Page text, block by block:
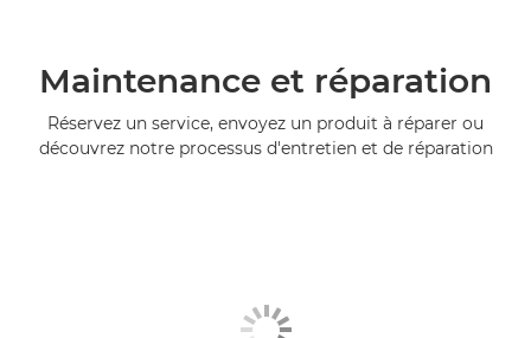
Maintenance et réparation
Réservez un service, envoyez un produit à réparer ou
découvrez notre processus d'entretien et de réparation